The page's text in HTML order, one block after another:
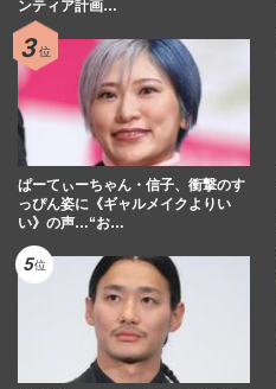
ンティア計画…
ぱーてぃーちゃん・信子、衝撃のす
っぴん姿に《ギャルメイクよりい
い》の声…“お…